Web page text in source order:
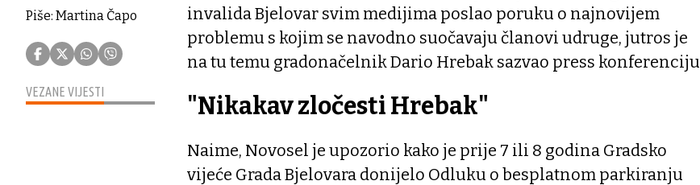
Piše: Martina Čapo
VEZANE VIJESTI
invalida Bjelovar svim medijima poslao poruku o najnovijem
problemu s kojim se navodno suočavaju članovi udruge, jutros je
na tu temu gradonačelnik Dario Hrebak sazvao press
"Nikakav zločesti Hrebak"
Naime, Novosel je upozorio kako je prije 7 ili 8 godina Gradsko
vijeće Grada Bjelovara donijelo Odluku o besplatnom parkiranju